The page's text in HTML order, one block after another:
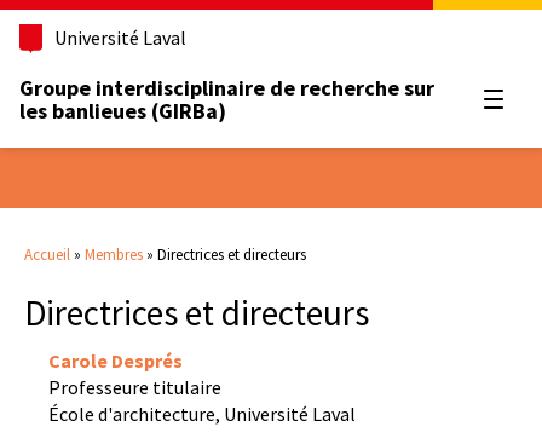
Université Laval
Groupe interdisciplinaire de recherche sur
les banlieues (GIRBa)
Accueil » Membres » Directrices et directeurs
Directrices et directeurs
Carole Després
Professeure titulaire
École d'architecture, Université Laval